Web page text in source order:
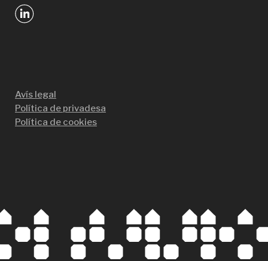
Avís legal
Política de privadesa
Política de cookies